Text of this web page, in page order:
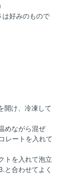
は好みのもので
開け、冷凍して
めながら混ぜ
レートを入れて
トを入れて泡立
と合わせてよく